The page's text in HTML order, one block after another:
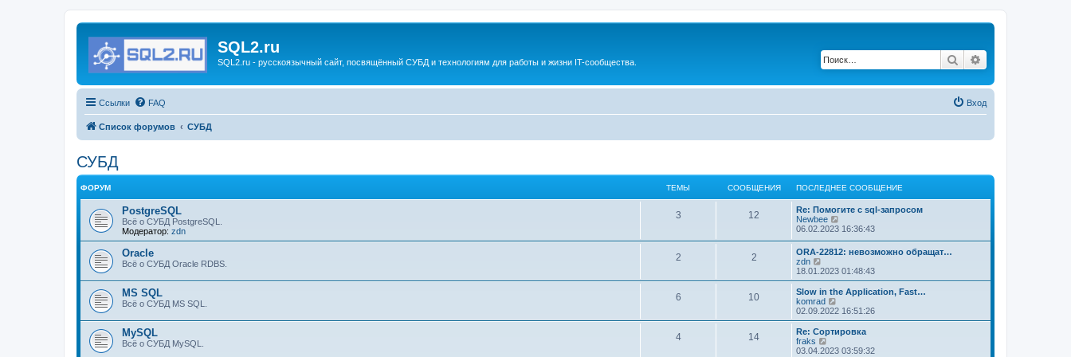
SQL2.ru
SQL2.ru - русскоязычный сайт, посвящённый СУБД и технологиям для работы и жизни IT-сообщества. Поиск
Ссылки FAQ Вход
Список форумов СУБД
СУБД
ФОРУМ ТЕМЫ СООБЩЕНИЯ ПОСЛЕДНЕЕ СООБЩЕНИЕ
PostgreSQL
Всё о СУБД PostgreSQL.
Модератор: zdn
3 12
Re: Помогите с sql-запросом
Newbee
е
е
й
т
и
к
п
с
л
е
н
06.02.2023 16:36:43
Oracle
Всё о СУБД Oracle RDBS.
2 2
ORA-22812: невозможно обращат…
zdn
е
р
е
й
т
п
о
18.01.2023 01:48:43
MS SQL
Всё о СУБД MS SQL.
6 10
Slow in the Application, Fast…
komrad
е
р
е
й
т
02.09.2022 16:51:26
MySQL
Всё о СУБД MySQL.
4 14
Re: Сортировка
fraks
е
03.04.2023 03:59:32